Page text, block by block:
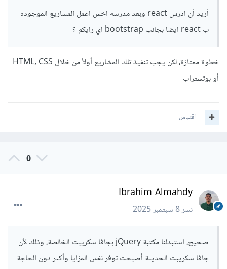
أريد أن ادرس react وبعد مدرسه اخش اعمل المشاريع الموجوده
ب react ايضا بجانب bootstrap اي رايكم ؟
خطوة ممتازة، لكن يجب تنفيذ تلك المشاريع أولاً من خلال HTML, CSS
أو بوتستراب
اقتباس
0
Ibrahim Almahdy
نشر8 سبتمبر 2025
صحيح، استبدلنا مكتبة jQuery بجافا سكريبت الخالصة، وذلك لأن
جافا سكريبت الحديثة أصبحت توفر نفس المزايا وأكثر دون الحاجة